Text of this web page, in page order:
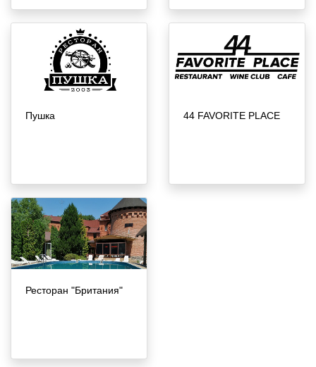
Пушка 44 FAVORITE PLACE
Ресторан "Британия"